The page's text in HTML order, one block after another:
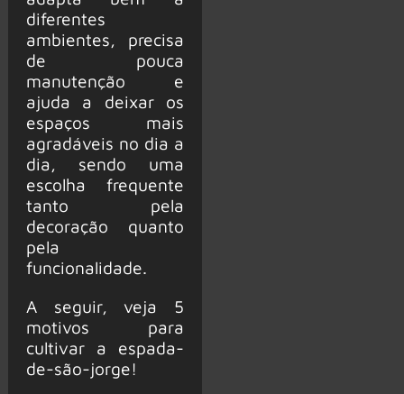
diferentes
ambientes, precisa
de pouca
manutenção e
ajuda a deixar os
espaços mais
agradáveis no dia a
dia, sendo uma
escolha frequente
tanto pela
decoração quanto
pela
funcionalidade.
A seguir, veja 5
motivos para
cultivar a espada-
de-são-jorge!